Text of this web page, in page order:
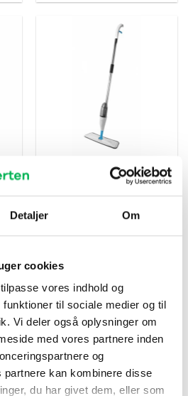
Detaljer Om
cookies
vores indhold og
til sociale medier og til
Vi deler også oplysninger om
med vores partnere inden
og
partnere kan kombinere disse
du har givet dem, eller som
Spraymop Microfiber 350 ml
er det vigtigt at bruge en god sæbe,
effektivt, men også er skånsom
og miljøvenligt
når du ønsker at vaske op på en